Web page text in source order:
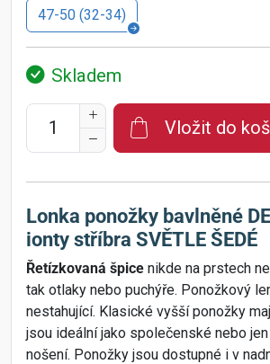
47-50 (32-34)
Skladem
Vložit do
Lonka ponožky bavlněné
ionty stříbra SVĚTLE ŠEDÉ
Řetízkovaná špice nikde na prstech
tak otlaky nebo puchýře. Ponožkový
nestahující. Klasické vyšší ponožky
jsou ideální jako společenské nebo
nošení. Ponožky jsou dostupné i v